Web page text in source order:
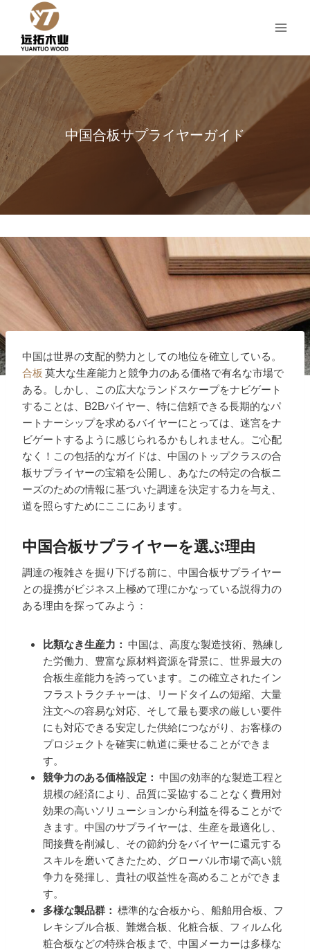
ン
へ
ッ
プ
中国合板サプライヤーガイド
中国は世界の支配的勢力としての地位を確立している。
合板 莫大な生産能力と競争力のある価格で有名な市場で
ある。しかし、この広大なランドスケープをナビゲート
することは、B2Bバイヤー、特に信頼できる長期的なパ
ートナーシップを求めるバイヤーにとっては、迷宮をナ
ビゲートするように感じられるかもしれません。ご心配
なく！この包括的なガイドは、中国のトップクラスの合
板サプライヤーの宝箱を公開し、あなたの特定の合板ニ
ーズのための情報に基づいた調達を決定する力を与え、
道を照らすためにここにあります。
中国合板サプライヤーを選ぶ理由
調達の複雑さを掘り下げる前に、中国合板サプライヤー
との提携がビジネス上極めて理にかなっている説得力の
ある理由を探ってみよう：
比類なき生産力： 中国は、高度な製造技術、熟練し
た労働力、豊富な原材料資源を背景に、世界最大の
合板生産能力を誇っています。この確立されたイン
フラストラクチャーは、リードタイムの短縮、大量
注文への容易な対応、そして最も要求の厳しい要件
にも対応できる安定した供給につながり、お客様の
プロジェクトを確実に軌道に乗せることができま
す。
競争力のある価格設定： 中国の効率的な製造工程と
規模の経済により、品質に妥協することなく費用対
効果の高いソリューションから利益を得ることがで
きます。中国のサプライヤーは、生産を最適化し、
間接費を削減し、その節約分をバイヤーに還元する
スキルを磨いてきたため、グローバル市場で高い競
争力を発揮し、貴社の収益性を高めることができま
す。
多様な製品群： 標準的な合板から、船舶用合板、フ
レキシブル合板、難燃合板、化粧合板、フィルム化
粧合板などの特殊合板まで、中国メーカーは多様な